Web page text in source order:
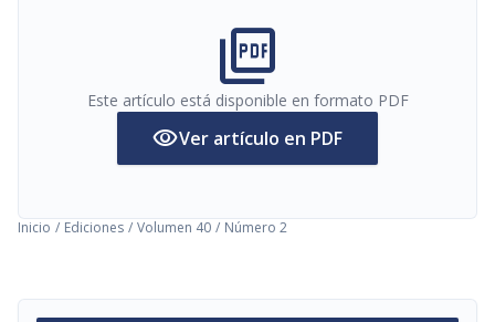
picture_as_pdf
Este artículo está disponible en formato PDF
visibilityVer artículo en PDF
Inicio / Ediciones / Volumen 40 / Número 2